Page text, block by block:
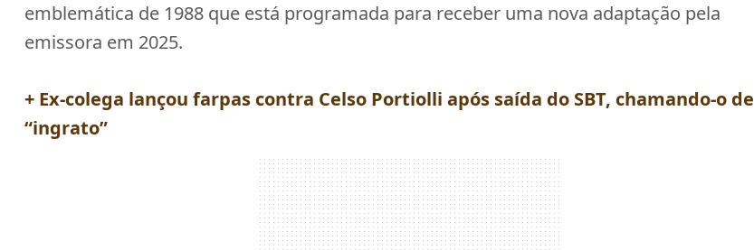
emblemática de 1988 que está programada para receber uma nova adaptação pela
emissora em 2025.
+ Ex-colega lançou farpas contra Celso Portiolli após saída do SBT, chamando-o de
“ingrato”